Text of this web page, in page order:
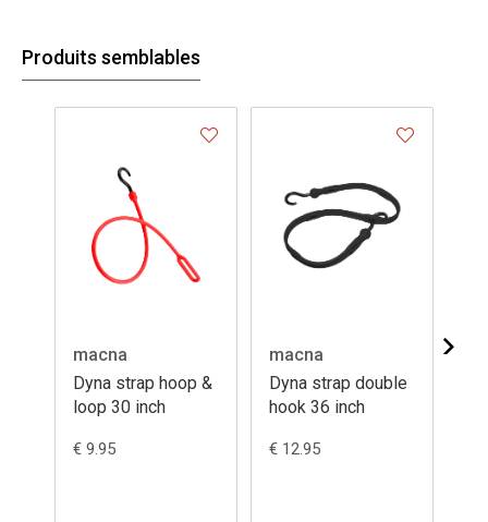
Produits semblables
macna
Dyna strap hoop &
loop 30 inch
€ 9.95
macna
Dyna strap double
hook 36 inch
€ 12.95